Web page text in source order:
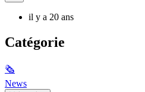
il y a 20 ans
Catégorie
🗞
News